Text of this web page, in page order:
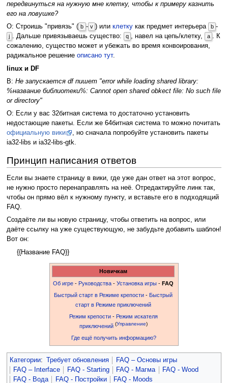
передвинуться на нужную мне клетку, чтобы к примеру казнить
его на ловушке?
О: Строишь "привязь" ( b - v ) иликлетку как предмет интерьера b -
j . Дальше привязываешь существо: q , навел на цепь/клетку, a . К
сожалению, существо может и убежать во время конвоирования,
радикальное решение описано тут.
linux и DF
В: Не запускается df пишет "error while loading shared library:
%название библиотеки%: Cannot open shared obkect file: No such file
or directory"
О: Если у вас 32битная система то достаточно установить
недостающие пакеты. Если же 64битная система то можно почитать
официальную вики
, но сначала попробуйте установить пакеты
ia32-libs и ia32-libs-gtk.
Принцип написания ответов
Если вы знаете страницу в вики, где уже дан ответ на этот вопрос,
не нужно просто перенаправлять на неё. Отредактируйте линк так,
чтобы он прямо вёл к нужному пункту, и вставьте его в подходящий
FAQ.
Создаёте ли вы новую страницу, чтобы ответить на вопрос, или
даёте ссылку на уже существующую, не забудьте добавить шаблон!
Вот он:
{{Название FAQ}}
Новичкам
Об игре -Руководства -Установка игры -FAQ
Быстрый старт в Режиме крепости -Быстрый
старт в Режиме приключений
Режим крепости- Режим искателя
приключений (Управление)
Где ещё получить информацию?
Категории: Требует обновления
FAQ – Основы игры
FAQ – Interface
FAQ - Starting FAQ - Магма
FAQ - Wood
FAQ - Вода
FAQ - Постройки FAQ - Moods